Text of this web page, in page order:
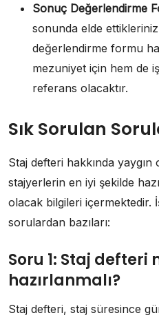
Sonuç Değerlendirme
sonunda elde
değerlendirme formu
mezuniyet için hem de
referans olacaktır.
Sık Sorulan
Staj defteri hakkında
stajyerlerin en iyi şekilde
olacak bilgileri içermektedir.
sorulardan bazıları:
Soru 1: Staj defteri
hazırlanmalı?
Staj defteri, staj süresince